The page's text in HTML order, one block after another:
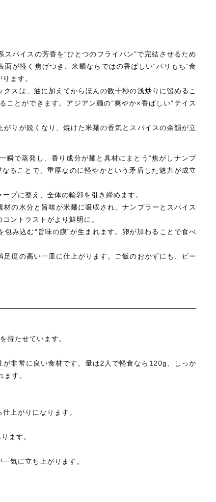
パイスの芳香を“ひとつのフライパン”で完結させるため
が軽く焦げつき、米麺ならではの香ばしい“パリもち”食
ます。
スは、油に加えてからほんの数十秒の浅炒りに留めるこ
とができます。アジアン麺の“爽やか×香ばしい”テイス
りが鋭くなり、焼けた米麺の香気とスパイスの余韻が立
瞬で蒸発し、香り成分が麺と具材にまとう“焦がしナンプ
ることで、重厚なのに軽やかという矛盾した魅力が成立
プに整え、全体の輪郭を引き締めます。
の水分と旨味が米麺に吸収され、ナンプラーとスパイス
ントラストがより鮮明に。
み込む“旨味の膜”が生まれます。卵が加わることで食べ
度の高い一皿に仕上がります。ご飯のおかずにも、ビー
持たせています。
非常に良い食材です。量は2人で軽食なら120g、しっか
す。
上がりになります。
ます。
気に立ち上がります。